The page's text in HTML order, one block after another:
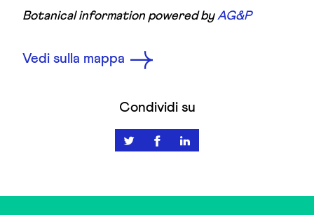
Botanical information powered byAG&P
Vedi sulla mappa
Condividi su